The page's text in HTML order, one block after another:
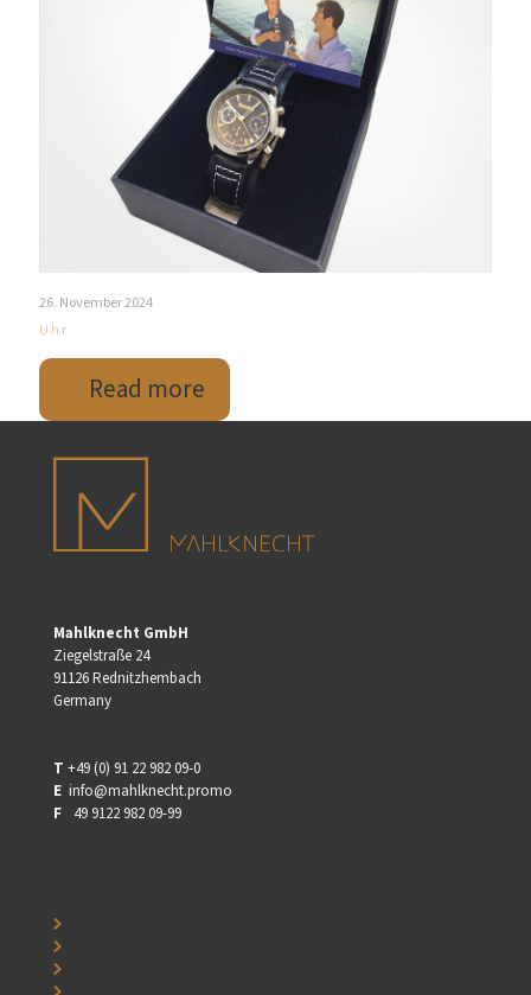
26. November 2024
Uhr
Read more
Mahlknecht GmbH
Ziegelstraße 24
91126 Rednitzhembach
Germany
T +49 (0) 91 22 982 09-0
E info@mahlknecht.promo
F ⠀49 9122 982 09-99